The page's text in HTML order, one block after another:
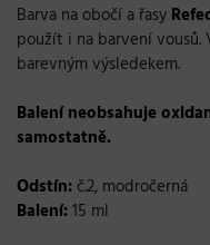
Barva na obočí a řasy
použít i na barvení vousů.
barevným výsledekem.
Balení neobsahuje
samostatně.
Odstín: č.2, modročerná
Balení:15 ml